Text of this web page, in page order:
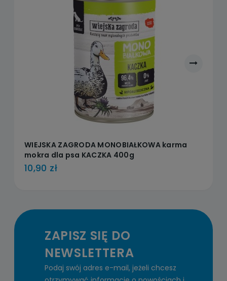
WIEJSKA ZAGRODA MONOBIAŁKOWA karma
mokra dla psa KACZKA 400g
10,90 zł
ZAPISZ SIĘ DO
NEWSLETTERA
Podaj swój adres e-mail, jeżeli chcesz